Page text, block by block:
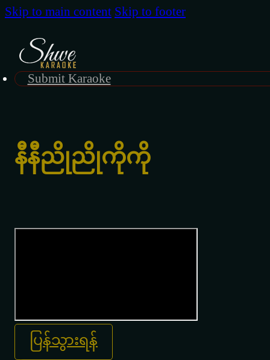
Skip to main content Skip to footer
Submit Karaoke
နီနီညိုညိုကိုကို
ပြန်သွားရန်